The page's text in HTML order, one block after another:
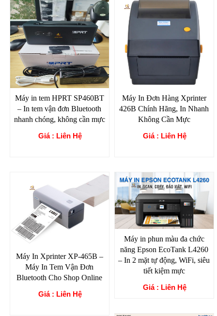
Máy in tem HPRT SP460BT
– In tem vận đơn Bluetooth
nhanh chóng, không cần mực
Giá : Liên Hệ
Máy In Đơn Hàng Xprinter
426B Chính Hãng, In Nhanh
Không Cần Mực
Giá : Liên Hệ
Máy In Xprinter XP-465B –
Máy In Tem Vận Đơn
Bluetooth Cho Shop Online
Giá : Liên Hệ
Máy in phun màu đa chức
năng Epson EcoTank L4260
– In 2 mặt tự động, WiFi, siêu
tiết kiệm mực
Giá : Liên Hệ